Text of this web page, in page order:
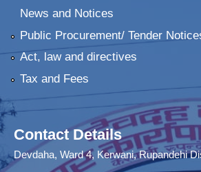
News and Notices
Public Procurement/ Tender
Act, law and directives
Tax and Fees
Contact Details
Devdaha, Ward 4, Kerwani, Rupandehi